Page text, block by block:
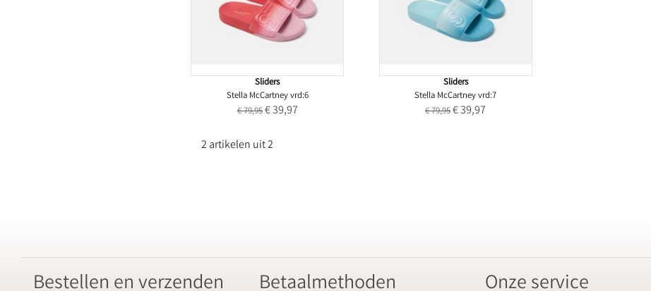
Sliders
Stella McCartney vrd:6
€ 79,95€ 39,97
Sliders
Stella McCartney vrd:7
€ 79,95€ 39,97
2 artikelen uit 2
Bestellen en verzenden Betaalmethoden Onze service